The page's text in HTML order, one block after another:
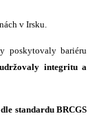
v Irsku.​
poskytovaly bariéru
udržovaly integritu a
standardu BRCGS